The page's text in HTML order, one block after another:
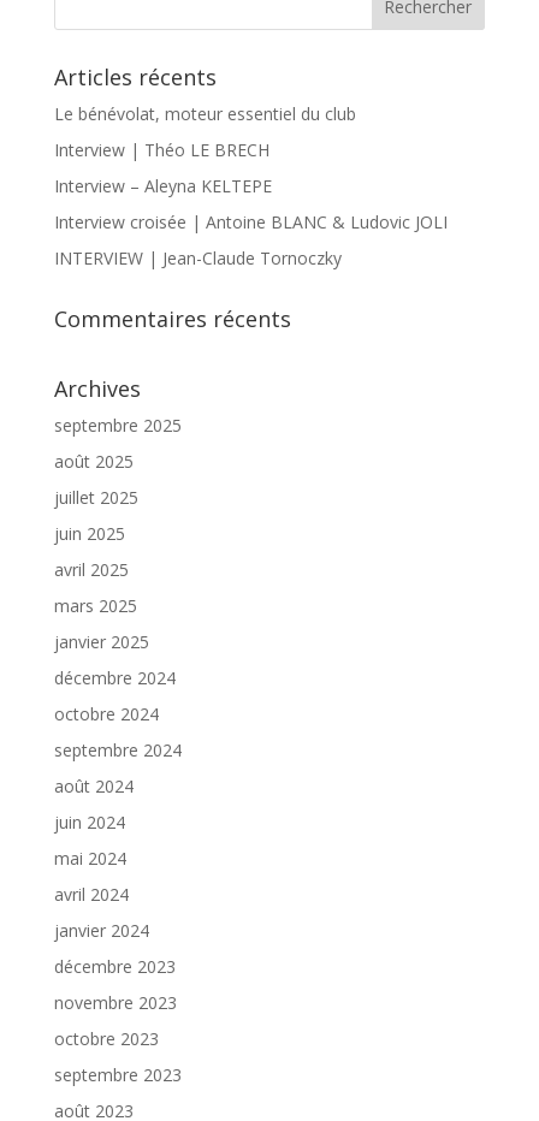
Articles récents
Le bénévolat, moteur essentiel du club
Interview | Théo LE BRECH
Interview – Aleyna KELTEPE
Interview croisée | Antoine BLANC & Ludovic JOLI
INTERVIEW | Jean-Claude Tornoczky
Commentaires récents
Archives
septembre 2025
août 2025
juillet 2025
juin 2025
avril 2025
mars 2025
janvier 2025
décembre 2024
octobre 2024
septembre 2024
août 2024
juin 2024
mai 2024
avril 2024
janvier 2024
décembre 2023
novembre 2023
octobre 2023
septembre 2023
août 2023